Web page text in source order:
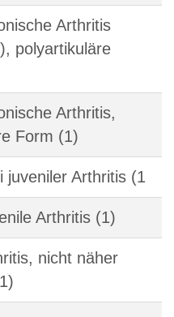
Arthritis
polyartikuläre
Arthritis,
Form (1)
juveniler Arthritis (1
Arthritis (1)
nicht näher